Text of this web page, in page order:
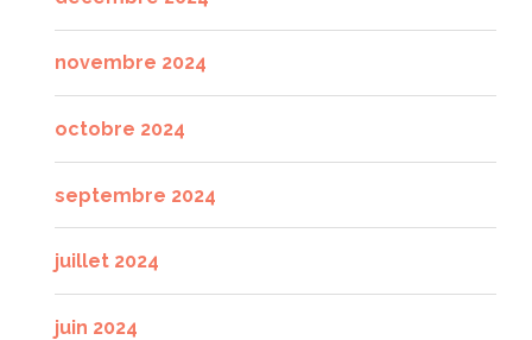
novembre 2024
octobre 2024
septembre 2024
juillet 2024
juin 2024